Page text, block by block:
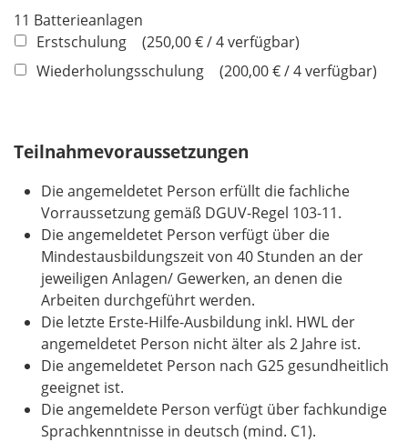
11 Batterieanlagen
Erstschulung
250,00 € / 4 verfügbar
Wiederholungsschulung
200,00 € / 4 verfügbar
Teilnahmevoraussetzungen
Die angemeldetet Person erfüllt die fachliche
Vorraussetzung gemäß DGUV-Regel 103-11.
Die angemeldetet Person verfügt über die
Mindestausbildungszeit von 40 Stunden an der
jeweiligen Anlagen/ Gewerken, an denen die
Arbeiten durchgeführt werden.
Die letzte Erste-Hilfe-Ausbildung inkl. HWL der
angemeldetet Person nicht älter als 2 Jahre ist.
Die angemeldetet Person nach G25 gesundheitlich
geeignet ist.
Die angemeldete Person verfügt über fachkundige
Sprachkenntnisse in deutsch (mind. C1).